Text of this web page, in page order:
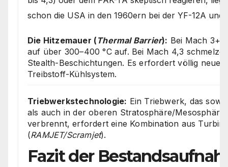
schon die USA in den 1960ern bei der YF-12A und
Die Hitzemauer ( Thermal Barrier): Bei Mach 3+
auf über 300–400 °C auf. Bei Mach 4,3
Stealth-Beschichtungen. Es erfordert völlig neue
Treibstoff-Kühlsystem.
Triebwerkstechnologie: Ein Triebwerk, das
als auch in der oberen Stratosphäre/
verbrennt, erfordert eine Kombination aus
(RAMJET/Scramjet).
Fazit der